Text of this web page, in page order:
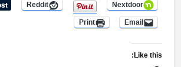
Nextdoor
Reddit
Email
Print
Like this: